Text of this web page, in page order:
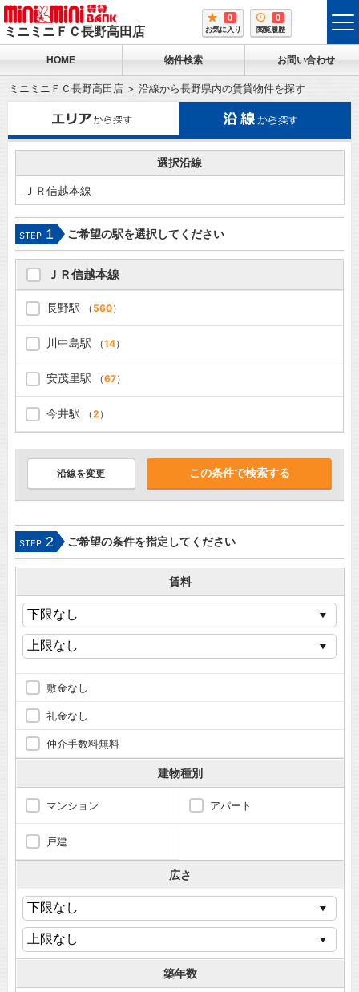
ミニミニＦＣ長野高田店
0
お気に入り
0
閲覧履歴
HOME 物件検索 お問い合わせ
ミニミニＦＣ長野高田店 沿線から長野県内の賃貸物件を探す
選択沿線
ＪＲ信越本線
STEP 1 ご希望の駅を選択してください
ＪＲ信越本線
長野駅 （ 560）
川中島駅 （14）
安茂里駅 （67）
今井駅 （2 ）
沿線を変更
STEP 2 ご希望の条件を指定してください
賃料
敷金なし
礼金なし
仲介手数料無料
建物種別
マンション アパート
戸建
広さ
築年数